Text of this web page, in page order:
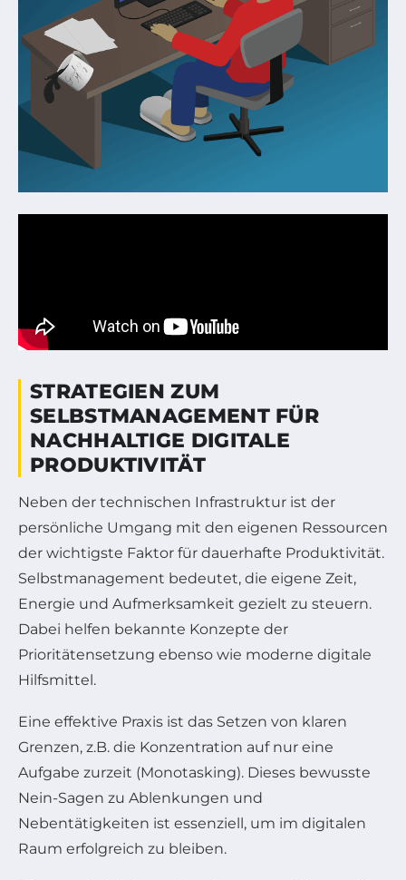
STRATEGIEN ZUM
SELBSTMANAGEMENT FÜR
NACHHALTIGE DIGITALE
PRODUKTIVITÄT
Neben der technischen Infrastruktur ist der
persönliche Umgang mit den eigenen Ressourcen
der wichtigste Faktor für dauerhafte Produktivität.
Selbstmanagement bedeutet, die eigene Zeit,
Energie und Aufmerksamkeit gezielt zu steuern.
Dabei helfen bekannte Konzepte der
Prioritätensetzung ebenso wie moderne digitale
Hilfsmittel.
Eine effektive Praxis ist das Setzen von klaren
Grenzen, z.B. die Konzentration auf nur eine
Aufgabe zurzeit (Monotasking). Dieses bewusste
Nein-Sagen zu Ablenkungen und
Nebentätigkeiten ist essenziell, um im digitalen
Raum erfolgreich zu bleiben.